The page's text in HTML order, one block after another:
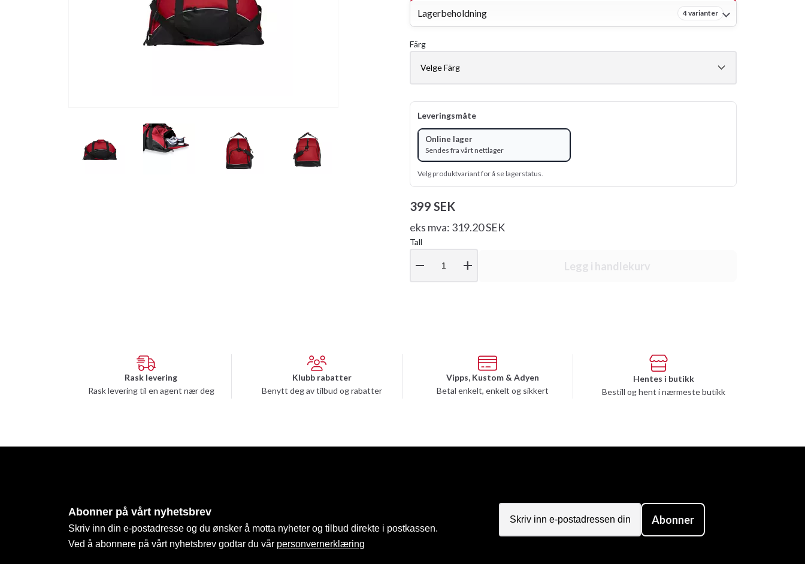
Lagerbeholdning 4 varianter
Färg
Leveringsmåte
Online lager
Sendes fra vårt nettlager
Velg produktvariant for å se lagerstatus.
399 SEK
eks mva: 319.20 SEK
Tall
remove add Legg i handlekurv
Rask levering
Rask levering til en agent nær deg
Klubb rabatter
Benytt deg av tilbud og rabatter
Vipps, Kustom & Adyen
Betal enkelt, enkelt og sikkert
Hentes i butikk
Bestill og hent i nærmeste butikk
Abonner på vårt nyhetsbrev
Skriv inn din e-postadresse og du ønsker å motta nyheter og tilbud direkte i postkassen.
Ved å abonnere på vårt nyhetsbrev godtar du vår personvernerklæring
Abonner